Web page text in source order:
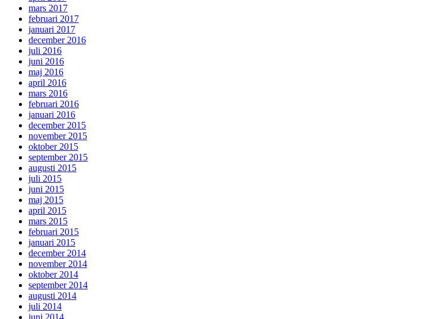
mars 2017
februari 2017
januari 2017
december 2016
juli 2016
juni 2016
maj 2016
april 2016
mars 2016
februari 2016
januari 2016
december 2015
november 2015
oktober 2015
september 2015
augusti 2015
juli 2015
juni 2015
maj 2015
april 2015
mars 2015
februari 2015
januari 2015
december 2014
november 2014
oktober 2014
september 2014
augusti 2014
juli 2014